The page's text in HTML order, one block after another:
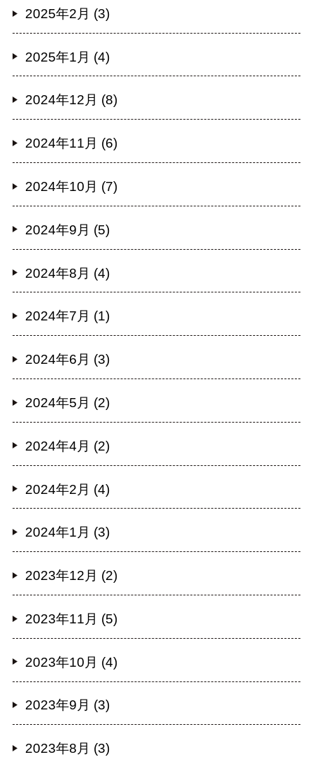
2025年2月 (3)
2025年1月 (4)
2024年12月 (8)
2024年11月 (6)
2024年10月 (7)
2024年9月 (5)
2024年8月 (4)
2024年7月 (1)
2024年6月 (3)
2024年5月 (2)
2024年4月 (2)
2024年2月 (4)
2024年1月 (3)
2023年12月 (2)
2023年11月 (5)
2023年10月 (4)
2023年9月 (3)
2023年8月 (3)